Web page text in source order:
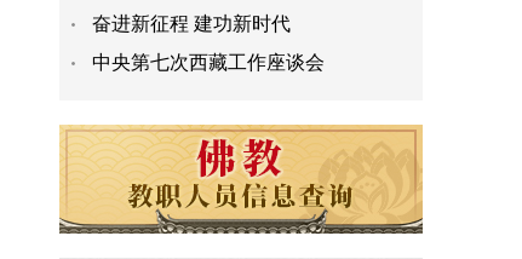
奋进新征程 建功新时代
中央第七次西藏工作座谈会